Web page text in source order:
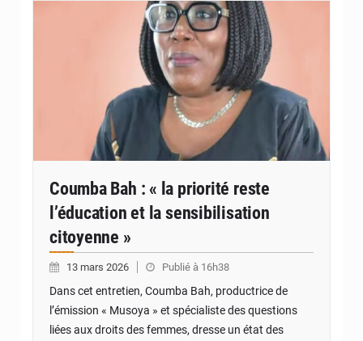
Coumba Bah : « la priorité reste
l’éducation et la sensibilisation
citoyenne »
13 mars 2026 Publié à 16h38
Dans cet entretien, Coumba Bah, productrice de
l’émission « Musoya » et spécialiste des questions
liées aux droits des femmes, dresse un état des